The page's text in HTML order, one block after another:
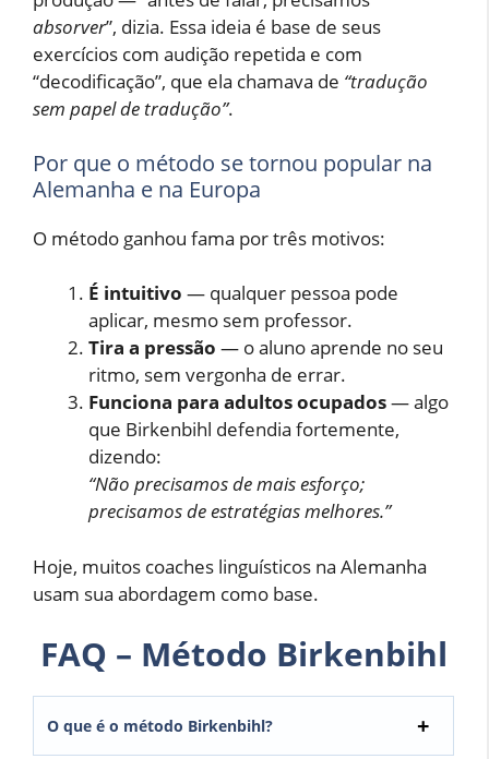
absorver”, dizia. Essa ideia é base de seus
exercícios com audição repetida e com
“decodificação”, que ela chamava de “tradução
sem papel de tradução”.
Por que o método se tornou popular na
Alemanha e na Europa
O método ganhou fama por três motivos:
É intuitivo — qualquer pessoa pode
aplicar, mesmo sem professor.
Tira a pressão — o aluno aprende no seu
ritmo, sem vergonha de errar.
Funciona para adultos ocupados— algo
que Birkenbihl defendia fortemente,
dizendo:
“Não precisamos de mais esforço;
precisamos de estratégias melhores.”
Hoje, muitos coaches linguísticos na Alemanha
usam sua abordagem como base.
FAQ – Método Birkenbihl
O que é o método Birkenbihl?